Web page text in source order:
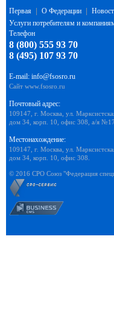
Первая О Федерации
Услуги потребителям и
Телефон
8 (800) 555 93 70
8 (495) 107 93 70
E-mail: info@fsosro.ru
Сайт www.fsosro.ru
Почтовый адрес:
109147, г. Москва, ул.
дом 34, корп. 10, офис 308, а/я
Местонахождение:
109147, г. Москва, ул.
дом 34, корп. 10, офис 308.
© 2016 СРО Союз "Федерация